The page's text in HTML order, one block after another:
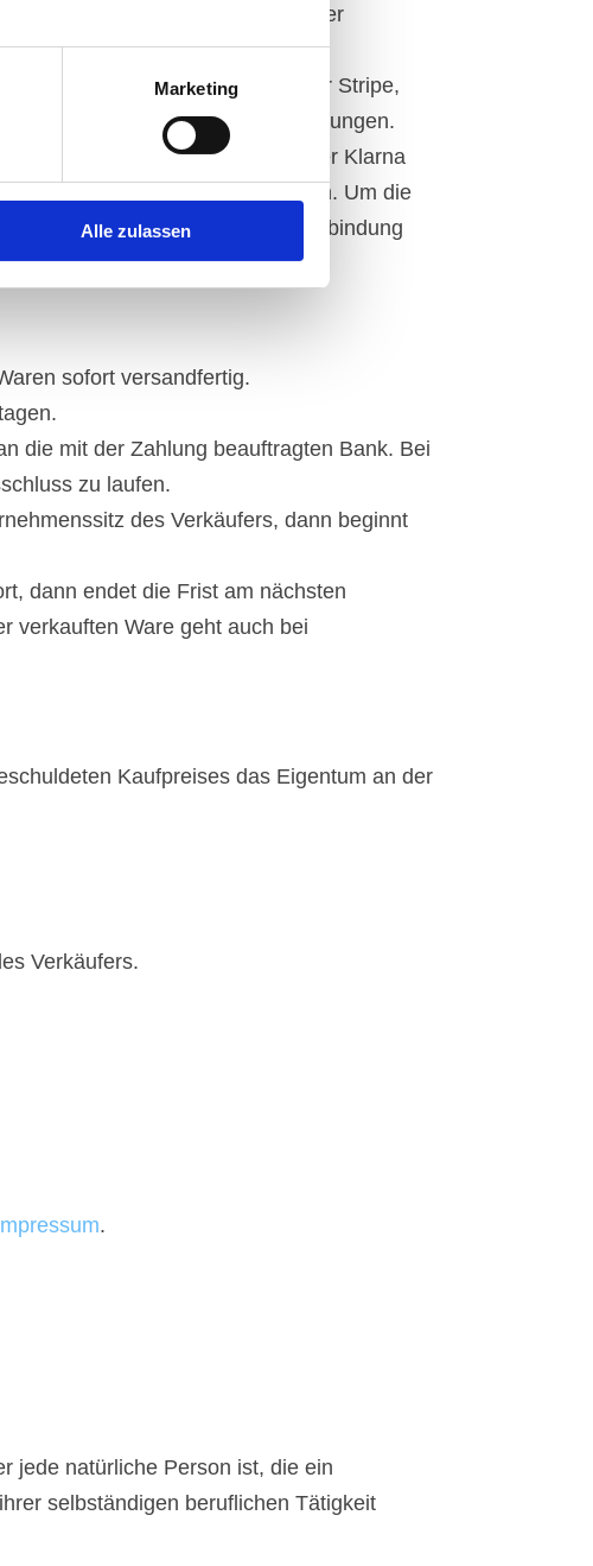
Marketing
Alle zulassen
Konto verfügt – unter Geltung der
über den Zahlungsdienstleister Stripe,
der Stripe-Nutzungsbedingungen.
über den Zahlungsdienstleister Klarna
der Klarna-Nutzungsbedingungen. Um die
benötigen Sie eine Bankverbindung
sofort versandfertig.
die mit der Zahlung beauftragten Bank. Bei
zu laufen.
des Verkäufers, dann beginnt
dann endet die Frist am nächsten
verkauften Ware geht auch bei
Kaufpreises das Eigentum an der
Verkäufers.
.
jede natürliche Person ist, die ein
selbständigen beruflichen Tätigkeit